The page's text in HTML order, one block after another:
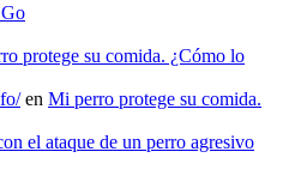
protege su comida. ¿Cómo lo
en Mi perro protege su comida.
el ataque de un perro agresivo